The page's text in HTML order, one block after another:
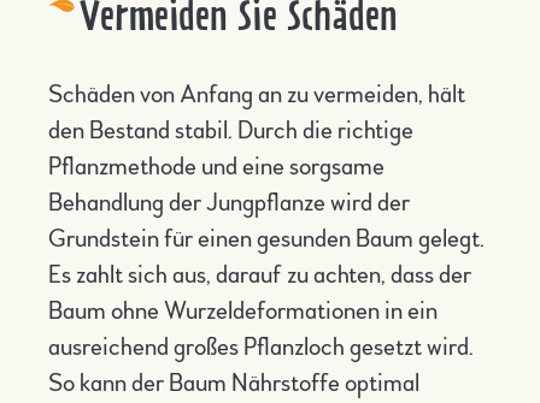
Vermeiden Sie Schäden
Schäden von Anfang an zu vermeiden, hält
den Bestand stabil. Durch die richtige
Pflanzmethode und eine sorgsame
Behandlung der Jungpflanze wird der
Grundstein für einen gesunden Baum gelegt.
Es zahlt sich aus, darauf zu achten, dass der
Baum ohne Wurzeldeformationen in ein
ausreichend großes Pflanzloch gesetzt wird.
So kann der Baum Nährstoffe optimal